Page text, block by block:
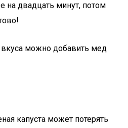
двадцать минут, потом
вкуса можно добавить мед
капуста может потерять